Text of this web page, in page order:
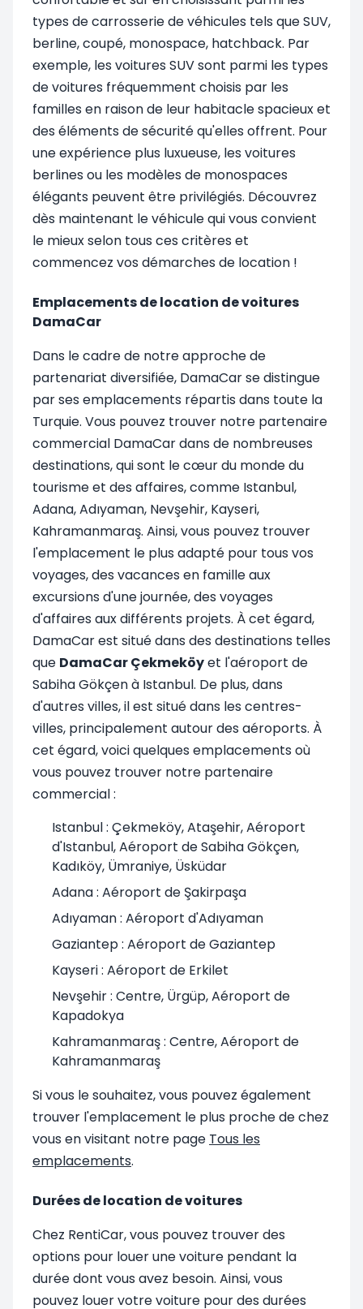
types de carrosserie de véhicules tels que SUV,
berline, coupé, monospace, hatchback. Par
exemple, les voitures SUV sont parmi les types
de voitures fréquemment choisis par les
familles en raison de leur habitacle spacieux et
des éléments de sécurité qu'elles offrent. Pour
une expérience plus luxueuse, les voitures
berlines ou les modèles de monospaces
élégants peuvent être privilégiés. Découvrez
dès maintenant le véhicule qui vous convient
le mieux selon tous ces critères et
commencez vos démarches de location !
Emplacements de location de voitures
DamaCar
Dans le cadre de notre approche de
partenariat diversifiée, DamaCar se distingue
par ses emplacements répartis dans toute la
Turquie. Vous pouvez trouver notre partenaire
commercial DamaCar dans de nombreuses
destinations, qui sont le cœur du monde du
tourisme et des affaires, comme Istanbul,
Adana, Adıyaman, Nevşehir, Kayseri,
Kahramanmaraş. Ainsi, vous pouvez trouver
l'emplacement le plus adapté pour tous vos
voyages, des vacances en famille aux
excursions d'une journée, des voyages
d'affaires aux différents projets. À cet égard,
DamaCar est situé dans des destinations telles
que DamaCar Çekmeköyet l'aéroport de
Sabiha Gökçen à Istanbul. De plus, dans
d'autres villes, il est situé dans les centres-
villes, principalement autour des aéroports. À
cet égard, voici quelques emplacements où
vous pouvez trouver notre partenaire
commercial :
Istanbul : Çekmeköy, Ataşehir, Aéroport
d'Istanbul, Aéroport de Sabiha Gökçen,
Kadıköy, Ümraniye, Üsküdar
Adana : Aéroport de Şakirpaşa
Adıyaman : Aéroport d'Adıyaman
Gaziantep : Aéroport de Gaziantep
Kayseri : Aéroport de Erkilet
Nevşehir : Centre, Ürgüp, Aéroport de
Kapadokya
Kahramanmaraş : Centre, Aéroport de
Kahramanmaraş
Si vous le souhaitez, vous pouvez également
trouver l'emplacement le plus proche de chez
vous en visitant notre page Tous les
emplacements.
Durées de location de voitures
Chez RentiCar, vous pouvez trouver des
options pour louer une voiture pendant la
durée dont vous avez besoin. Ainsi, vous
pouvez louer votre voiture pour des durées